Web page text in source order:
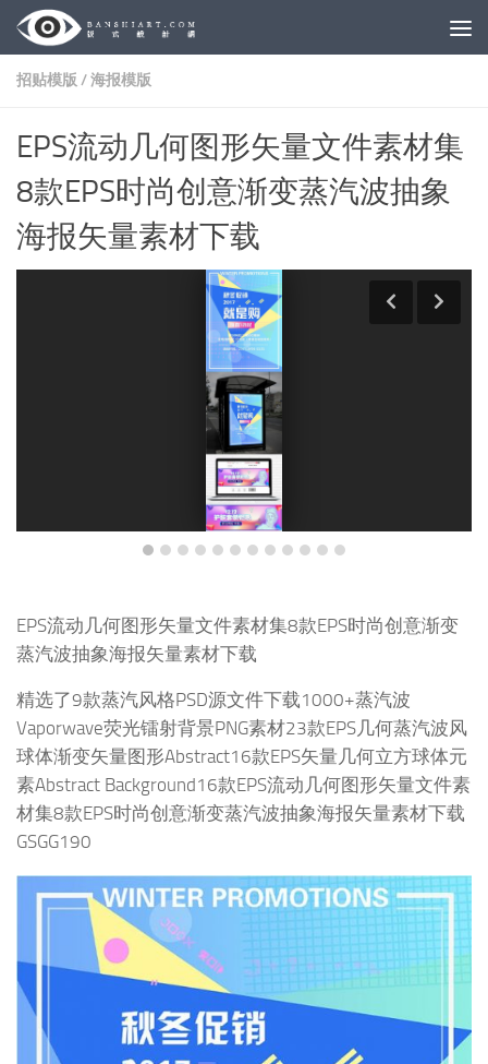
Skip to content
招贴模版 /海报模版
EPS流动几何图形矢量文件素材集
8款EPS时尚创意渐变蒸汽波抽象
海报矢量素材下载
EPS流动几何图形矢量文件素材集8款EPS时尚创意渐变
蒸汽波抽象海报矢量素材下载
精选了9款蒸汽风格PSD源文件下载1000+蒸汽波
Vaporwave荧光镭射背景PNG素材23款EPS几何蒸汽波风
球体渐变矢量图形Abstract16款EPS矢量几何立方球体元
素Abstract Background16款EPS流动几何图形矢量文件素
材集8款EPS时尚创意渐变蒸汽波抽象海报矢量素材下载
GSGG190